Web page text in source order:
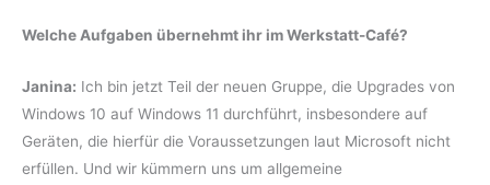
Welche Aufgaben übernehmt ihr im Werkstatt-Café?
Janina: Ich bin jetzt Teil der neuen Gruppe, die Upgrades von
Windows 10 auf Windows 11 durchführt, insbesondere auf
Geräten, die hierfür die Voraussetzungen laut Microsoft nicht
erfüllen. Und wir kümmern uns um allgemeine